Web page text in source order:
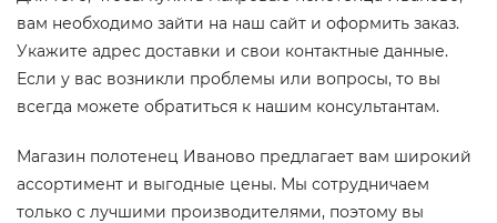
вам необходимо зайти на наш сайт и оформить заказ.
Укажите адрес доставки и свои контактные данные.
Если у вас возникли проблемы или вопросы, то вы
всегда можете обратиться к нашим консультантам.
Магазин полотенец Иваново предлагает вам широкий
ассортимент и выгодные цены. Мы сотрудничаем
только с лучшими производителями, поэтому вы